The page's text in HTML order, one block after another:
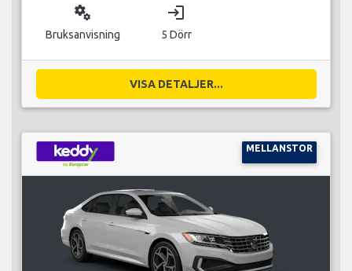
miscellaneous_services
Bruksanvisning
login
5 Dörr
VISA DETALJER...
MELLANSTOR